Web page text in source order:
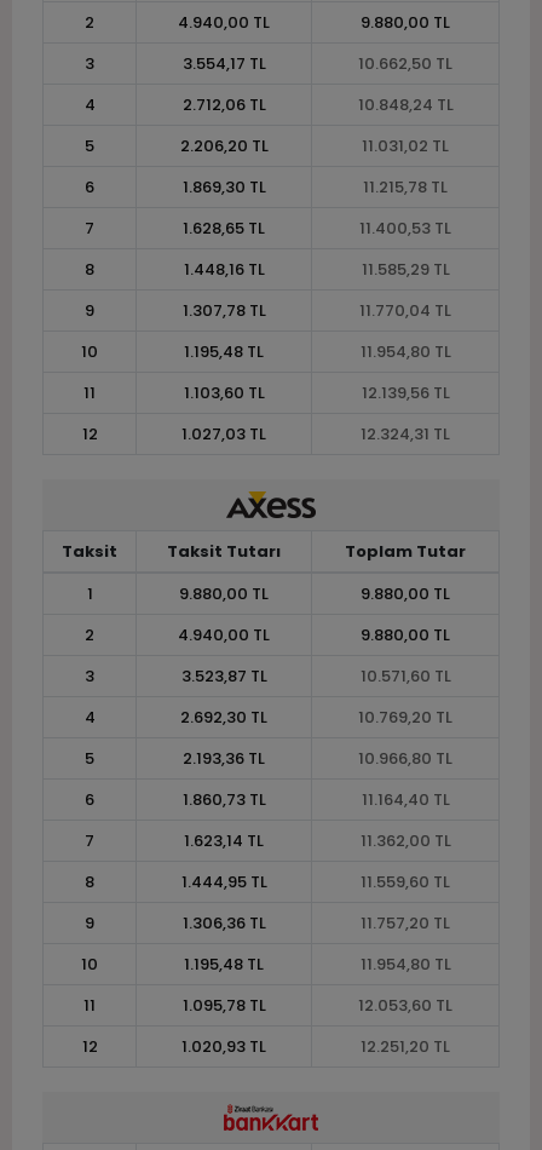
2 4.940,00 TL
9.880,00 TL
3
3.554,17 TL
10.662,50 TL
4
2.712,06 TL
10.848,24 TL
5
2.206,20 TL
11.031,02 TL
6
1.869,30 TL
11.215,78 TL
7
1.628,65 TL
11.400,53 TL
8
1.448,16 TL
11.585,29 TL
9
1.307,78 TL
11.770,04 TL
10
1.195,48 TL
11.954,80 TL
11
1.103,60 TL
12.139,56 TL
12
1.027,03 TL 12.324,31 TL
Taksit Taksit Tutarı
Toplam Tutar
1
9.880,00 TL
9.880,00 TL
2
4.940,00 TL
9.880,00 TL
3
3.523,87 TL
10.571,60 TL
4
2.692,30 TL
10.769,20 TL
5
2.193,36 TL
10.966,80 TL
6
1.860,73 TL
11.164,40 TL
7
1.623,14 TL
11.362,00 TL
8
1.444,95 TL
11.559,60 TL
9
1.306,36 TL
11.757,20 TL
10
1.195,48 TL
11.954,80 TL
11
1.095,78 TL
12.053,60 TL
12
1.020,93 TL 12.251,20 TL